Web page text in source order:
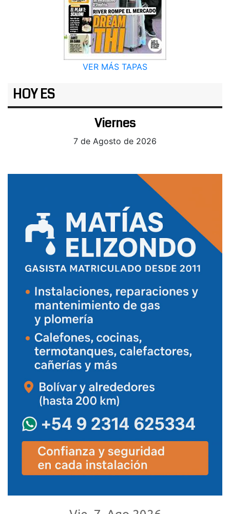
VER MÁS TAPAS
HOY ES
Viernes
7 de Agosto de 2026